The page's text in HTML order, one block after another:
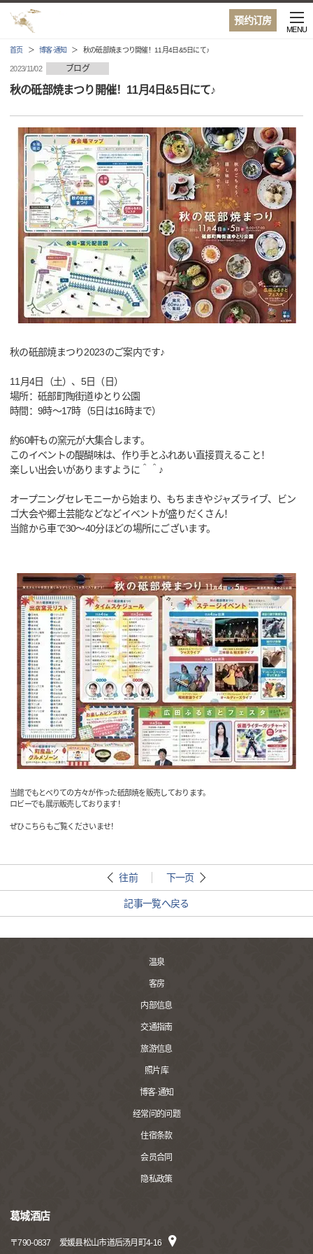
预约订房
MENU
首页 博客·通知 秋の砥部焼まつり開催！11月4日&5日にて♪
2023/11/02 ブログ
秋の砥部焼まつり開催！11月4日&5日にて♪
秋の砥部焼まつり2023のご案内です♪
11月4日（土）、5日（日）
場所：砥部町陶街道ゆとり公園
時間：9時～17時（5日は16時まで）
約60軒もの窯元が大集合します。
このイベントの醍醐味は、作り手とふれあい直接買えること！
楽しい出会いがありますように＾＾♪
オープニングセレモニーから始まり、もちまきやジャズライブ、ビン
ゴ大会や郷土芸能などなどイベントが盛りだくさん！
当館から車で30～40分ほどの場所にございます。
当館でもとべりての方々が作った砥部焼を販売しております。
ロビーでも展示販売しております！
ぜひこちらもご覧くださいませ！
往前 下一页
記事一覧へ戻る
温泉
客房
内部信息
交通指南
旅游信息
照片库
博客·通知
经常问的问题
住宿条款
会员合同
隐私政策
葛城酒店
〒790-0837 爱媛县松山市道后汤月町4-16